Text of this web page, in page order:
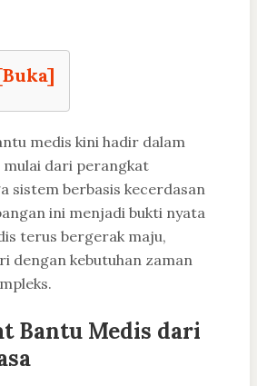
medis kini hadir dalam
mulai dari perangkat
sistem berbasis kecerdasan
ini menjadi bukti nyata
terus bergerak maju,
dengan kebutuhan zaman
Bantu Medis dari